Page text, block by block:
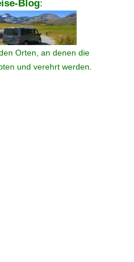
Blog:
Orten, an denen die
und verehrt werden.